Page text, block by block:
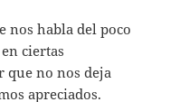
nos habla del poco
ciertas
que no nos deja
apreciados.